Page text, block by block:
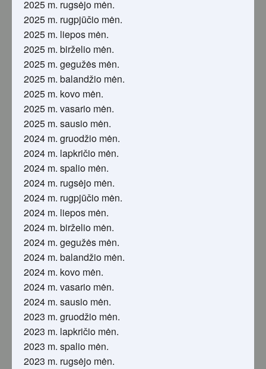
2025 m. rugsėjo mėn.
2025 m. rugpjūčio mėn.
2025 m. liepos mėn.
2025 m. birželio mėn.
2025 m. gegužės mėn.
2025 m. balandžio mėn.
2025 m. kovo mėn.
2025 m. vasario mėn.
2025 m. sausio mėn.
2024 m. gruodžio mėn.
2024 m. lapkričio mėn.
2024 m. spalio mėn.
2024 m. rugsėjo mėn.
2024 m. rugpjūčio mėn.
2024 m. liepos mėn.
2024 m. birželio mėn.
2024 m. gegužės mėn.
2024 m. balandžio mėn.
2024 m. kovo mėn.
2024 m. vasario mėn.
2024 m. sausio mėn.
2023 m. gruodžio mėn.
2023 m. lapkričio mėn.
2023 m. spalio mėn.
2023 m. rugsėjo mėn.